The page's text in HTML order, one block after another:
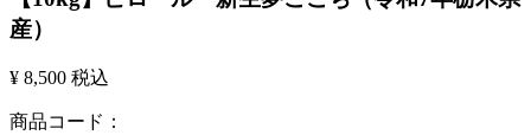
産）
¥ 8,500 税込
商品コード：